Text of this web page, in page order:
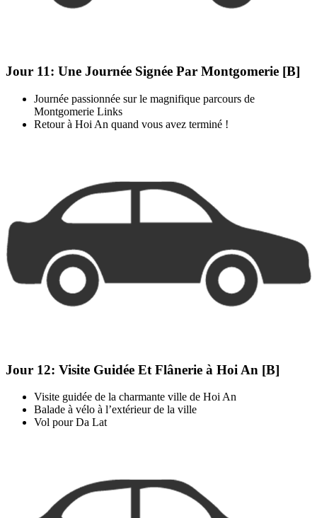
Jour 11: Une Journée Signée Par Montgomerie [B]
Journée passionnée sur le magnifique parcours de
Montgomerie Links
Retour à Hoi An quand vous avez terminé !
Jour 12: Visite Guidée Et Flânerie à Hoi An [B]
Visite guidée de la charmante ville de Hoi An
Balade à vélo à l’extérieur de la ville
Vol pour Da Lat